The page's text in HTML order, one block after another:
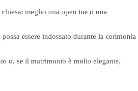
meglio una open toe o una
essere indossato durante la cerimonia
o, se il matrimonio è molto elegante,